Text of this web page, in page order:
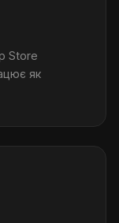
Store
як